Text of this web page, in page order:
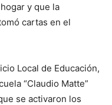
y que la
cartas en el
Local de Educación,
“Claudio Matte”
se activaron los